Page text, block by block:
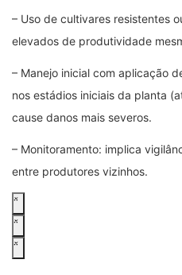
– Uso de cultivares resistentes
elevados de produtividade
– Manejo inicial com aplicação
nos estádios iniciais da planta
cause danos mais severos.
– Monitoramento: implica
entre produtores vizinhos.